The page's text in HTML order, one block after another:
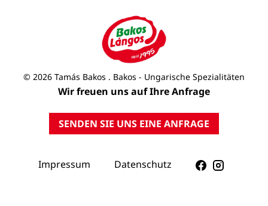
Impressum Datenschutz
© 2026 Tamás Bakos . Bakos - Ungarische Spezialitäten
Wir freuen uns auf Ihre Anfrage
SENDEN SIE UNS EINE ANFRAGE